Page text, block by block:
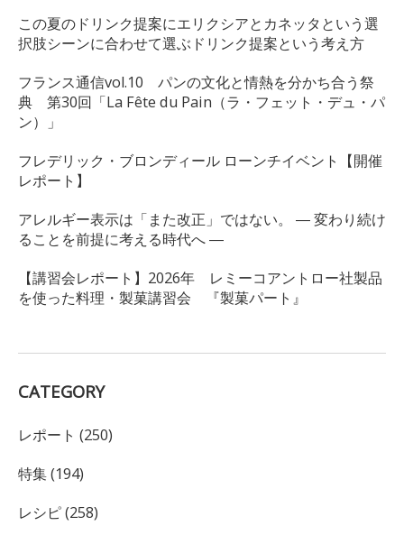
この夏のドリンク提案にエリクシアとカネッタという選
択肢シーンに合わせて選ぶドリンク提案という考え方
フランス通信vol.10 パンの文化と情熱を分かち合う祭
典 第30回「La Fête du Pain（ラ・フェット・デュ・パ
ン）」
フレデリック・ブロンディール ローンチイベント【開催
レポート】
アレルギー表示は「また改正」ではない。 ― 変わり続け
ることを前提に考える時代へ ―
【講習会レポート】2026年 レミーコアントロー社製品
を使った料理・製菓講習会 『製菓パート』
CATEGORY
レポート (250)
特集 (194)
レシピ (258)